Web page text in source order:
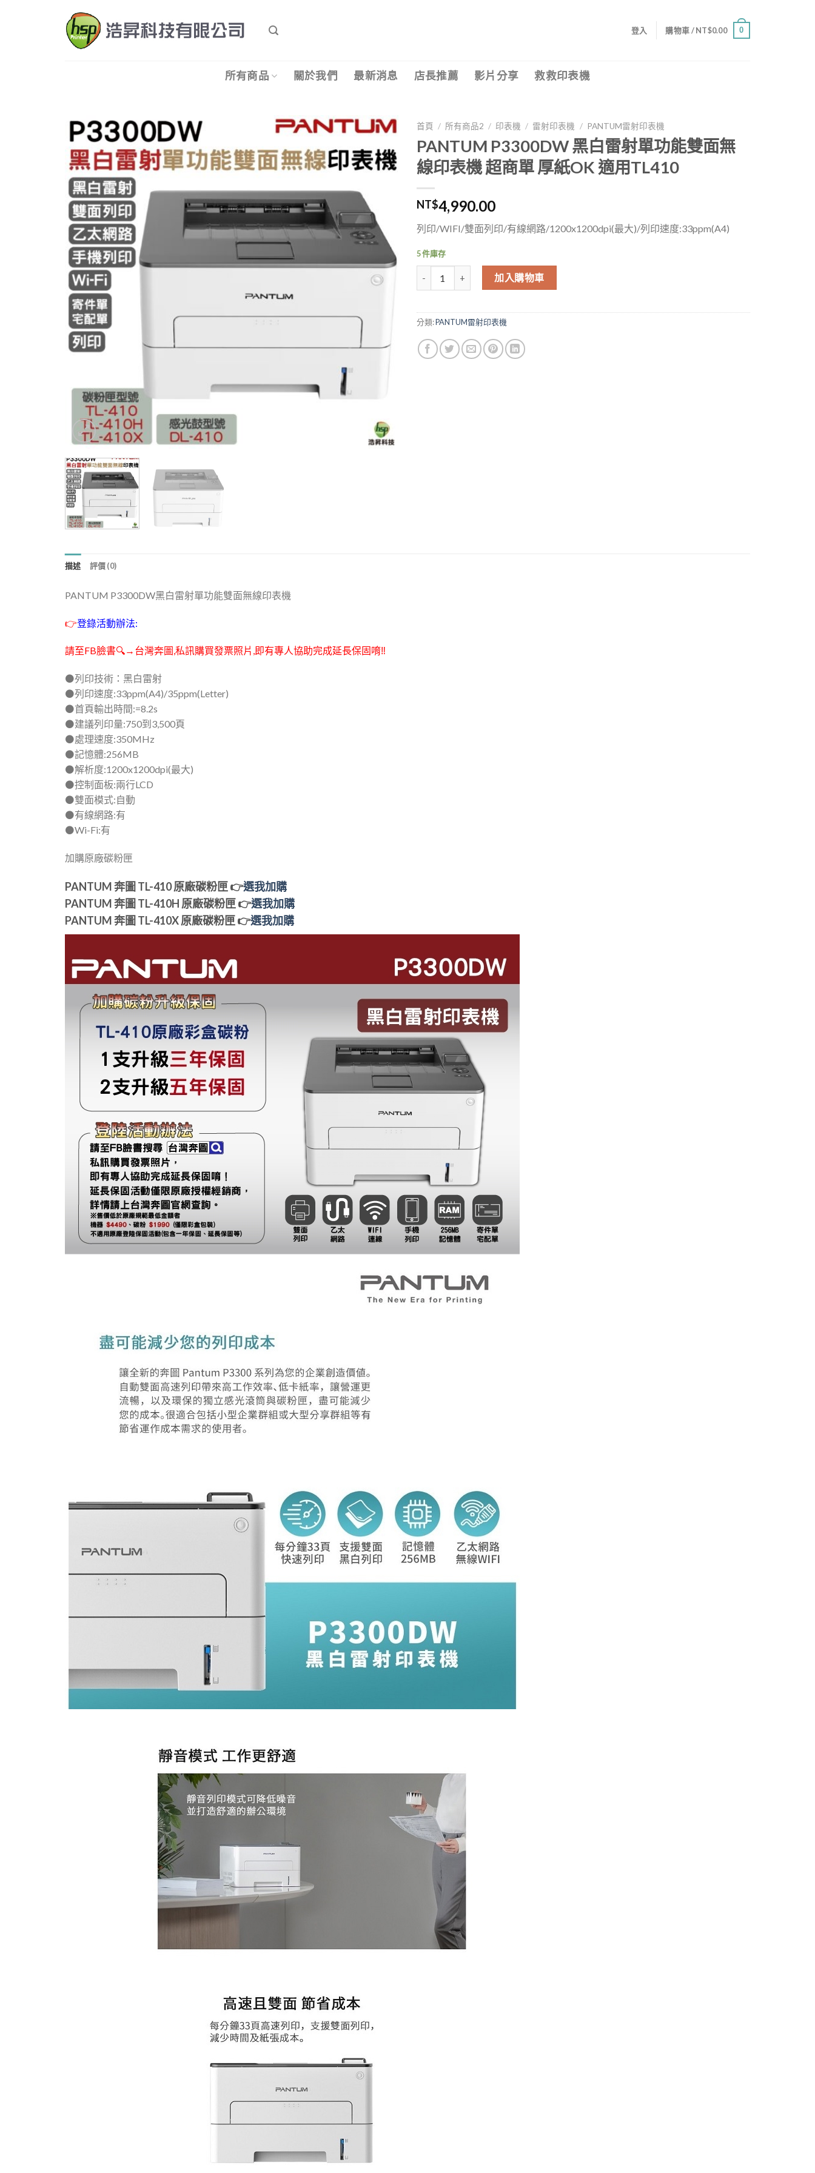
登入 購物車 /NT$0.00 0
所有商品 關於我們 最新消息 店長推薦 影片分享 救救印表機
首頁 / 所有商品2 / 印表機 / 雷射印表機 / PANTUM雷射印表機
PANTUM P3300DW 黑白雷射單功能雙面無
線印表機 超商單 厚紙OK 適用TL410
NT$4,990.00
列印/WIFI/雙面列印/有線網路/1200x1200dpi(最大)/列印速度:33ppm(A4)
5 件庫存
PANTUM P3300DW 黑白雷射單功能雙面無線印表機 超商單 厚紙OK 適用TL410 數量
加入購物車
分類:PANTUM雷射印表機
描述 評價 (0)
PANTUM P3300DW黑白雷射單功能雙面無線印表機
👉登錄活動辦法:
請至FB臉書🔍→台灣奔圖,私訊購買發票照片,即有專人協助完成延長保固唷‼️
⚫️列印技術：黑白雷射
⚫️列印速度:33ppm(A4)/35ppm(Letter)
⚫️首頁輸出時間:=8.2s
⚫️建議列印量:750到3,500頁
⚫️處理速度:350MHz
⚫️記憶體:256MB
⚫️解析度:1200x1200dpi(最大)
⚫️控制面板:兩行LCD
⚫️雙面模式:自動
⚫️有線網路:有
⚫️Wi-Fi:有
加購原廠碳粉匣
PANTUM 奔圖 TL-410 原廠碳粉匣 👉選我加購
PANTUM 奔圖 TL-410H 原廠碳粉匣 👉選我加購
PANTUM 奔圖 TL-410X 原廠碳粉匣 👉選我加購